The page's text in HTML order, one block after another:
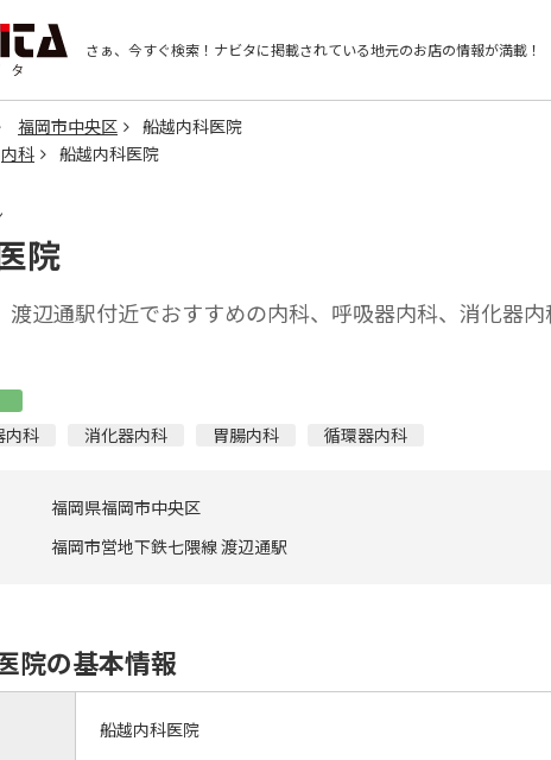
さぁ、今すぐ検索！ ナビタに掲載されている地元のお店の情報が満載！
福岡市中央区
船越内科医院
内科 船越内科医院
院
渡辺通駅付近でおすすめの内科、呼吸器内科、消化器
内科 消化器内科 胃腸内科 循環器内科
福岡県福岡市中央区
福岡市営地下鉄七隈線 渡辺通駅
院の基本情報
船越内科医院